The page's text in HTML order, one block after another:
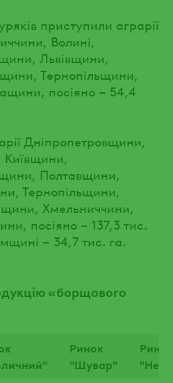
приступили аграрії
Волині,
Львівщини,
Тернопільщини,
посіяно – 54,4
Дніпропетровщини,
Полтавщини,
Тернопільщини,
Хмельниччини,
посіяно – 137,3 тис.
– 34,7 тис. га.
«борщового
Ринок
"Шувар"
Ринок